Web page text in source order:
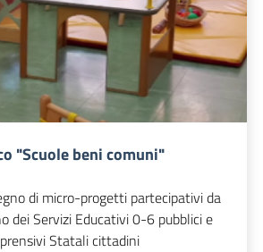
"Scuole beni comuni"
di micro-progetti partecipativi da
dei Servizi Educativi 0-6 pubblici e
Statali cittadini